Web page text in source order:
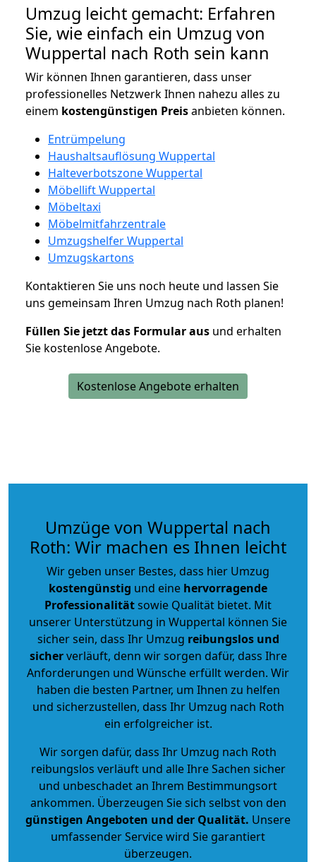
Umzug leicht gemacht: Erfahren
Sie, wie einfach ein Umzug von
Wuppertal nach Roth sein kann
Wir können Ihnen garantieren, dass unser
professionelles Netzwerk Ihnen nahezu alles zu
einem kostengünstigen Preisanbieten können.
Entrümpelung
Haushaltsauflösung Wuppertal
Halteverbotszone Wuppertal
Möbellift Wuppertal
Möbeltaxi
Möbelmitfahrzentrale
Umzugshelfer Wuppertal
Umzugskartons
Kontaktieren Sie uns noch heute und lassen Sie
uns gemeinsam Ihren Umzug nach Roth planen!
Füllen Sie jetzt das Formular aus und erhalten
Sie kostenlose Angebote.
Kostenlose Angebote erhalten
Umzüge von Wuppertal nach
Roth: Wir machen es Ihnen leicht
Wir geben unser Bestes, dass hier Umzug
kostengünstig und eine hervorragende
Professionalitätsowie Qualität bietet. Mit
unserer Unterstützung in Wuppertal können Sie
sicher sein, dass Ihr Umzug reibungslos und
sicherverläuft, denn wir sorgen dafür, dass Ihre
Anforderungen und Wünsche erfüllt werden. Wir
haben die besten Partner, um Ihnen zu helfen
und sicherzustellen, dass Ihr Umzug nach Roth
ein erfolgreicher ist.
Wir sorgen dafür, dass Ihr Umzug nach Roth
reibungslos verläuft und alle Ihre Sachen sicher
und unbeschadet an Ihrem Bestimmungsort
ankommen. Überzeugen Sie sich selbst von den
günstigen Angeboten und der Qualität. Unsere
umfassender Service wird Sie garantiert
überzeugen.